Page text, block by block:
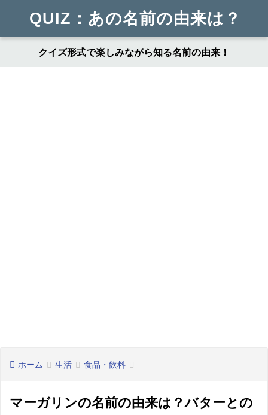
QUIZ：あの名前の由来は？
クイズ形式で楽しみながら知る名前の由来！
ホーム 生活 食品・飲料
マーガリンの名前の由来は？バターとの